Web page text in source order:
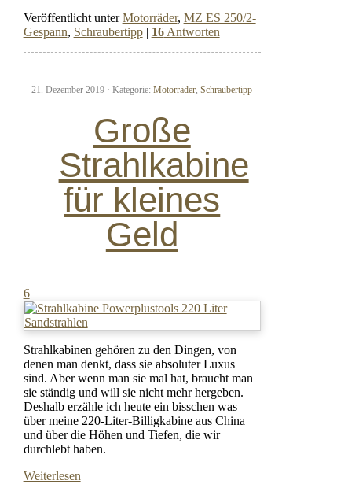
Veröffentlicht unter Motorräder, MZ ES 250/2-
Gespann, Schraubertipp | 16Antworten
21. Dezember 2019 ·Kategorie:Motorräder,Schraubertipp
Große
Strahlkabine
für kleines
Geld
6
Strahlkabinen gehören zu den Dingen, von
denen man denkt, dass sie absoluter Luxus
sind. Aber wenn man sie mal hat, braucht man
sie ständig und will sie nicht mehr hergeben.
Deshalb erzähle ich heute ein bisschen was
über meine 220-Liter-Billigkabine aus China
und über die Höhen und Tiefen, die wir
durchlebt haben.
Weiterlesen